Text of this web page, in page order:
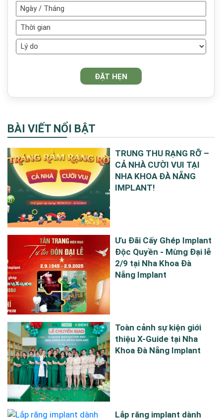
BÀI VIẾT NỔI BẬT
TRUNG THU RẠNG RỠ –
CẢ NHÀ CƯỜI VUI TẠI
NHA KHOA ĐÀ NẴNG
IMPLANT!
Ưu Đãi Cấy Ghép Implant
Độc Quyền - Mừng Đại lễ
2/9 tại Nha Khoa Đà
Nẵng Implant
Toàn cảnh sự kiện giới
thiệu X-Guide tại Nha
Khoa Đà Nẵng Implant
Lắp răng implant dành